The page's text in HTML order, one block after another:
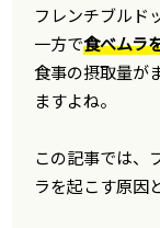
フレンチブルド
一方で食べムラ
食事の摂取量が
ますよね。
この記事では、
ラを起こす原因